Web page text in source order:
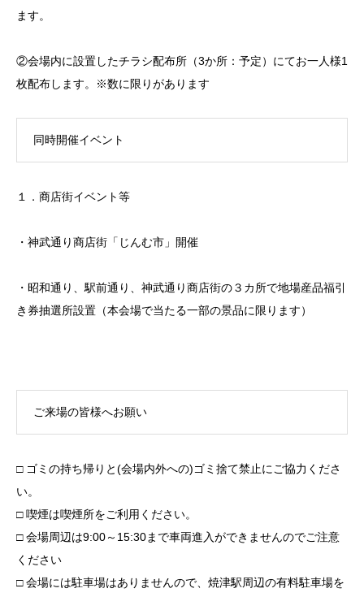
ます。
②会場内に設置したチラシ配布所（3か所：予定）にてお一人様1
枚配布します。※数に限りがあります
同時開催イベント
１．商店街イベント等
・神武通り商店街「じんむ市」開催
・昭和通り、駅前通り、神武通り商店街の３カ所で地場産品福引
き券抽選所設置（本会場で当たる一部の景品に限ります）
ご来場の皆様へお願い
□ ゴミの持ち帰りと(会場内外への)ゴミ捨て禁止にご協力くださ
い。
□ 喫煙は喫煙所をご利用ください。
□ 会場周辺は9:00～15:30まで車両進入ができませんのでご注意
ください
□ 会場には駐車場はありませんので、焼津駅周辺の有料駐車場を